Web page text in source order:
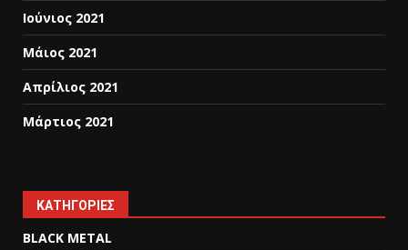
Ιούνιος 2021
Μάιος 2021
Απρίλιος 2021
Μάρτιος 2021
KΑΤΗΓΟΡΊΕΣ
BLACK METAL